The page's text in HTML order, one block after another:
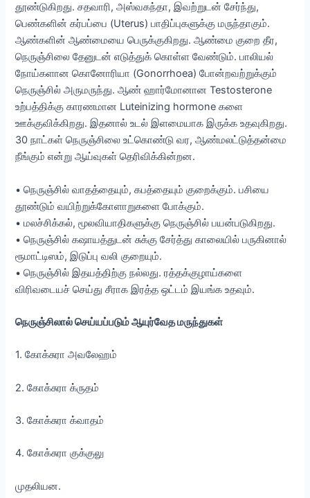
தூண்டுகிறது. சதவாரி, அஸ்வகந்தா, இவற்றுடன் சேர்ந்து,
பெண்களின் கர்பப்பை (Uterus) பாதிப்புகளுக்கு மருந்தாகும்.
ஆண்களின் ஆண்மையை பெருக்குகிறது. ஆண்மை குறை தீர,
நெருஞ்சிலை தேனுடன் எடுத்துக் கொள்ள வேண்டும். பாலியல்
நோய்களான கொனோரியா (Gonorrhoea) போன்றவற்றுக்கும்
நெருஞ்சில் அருமருந்து. ஆண் ஹார்மோனான Testosterone
உற்பத்திக்கு காரணமான Luteinizing hormone களை
ஊக்குவிக்கிறது. இதனால் உடல் இளமையாக இருக்க உதவுகிறது.
30 நாட்கள் நெருஞ்சிலை உட்கொண்டு வர, ஆண்மலட்டுத்தன்மை
நீங்கும் என்று ஆய்வுகள் தெரிவிக்கின்றன.
• நெருஞ்சில் வாதத்தையும், கபத்தையும் குறைக்கும். பசியை
தூண்டும் வயிற்றுக்கோளாறுகளை போக்கும்.
• மலச்சிக்கல், மூலவியாதிகளுக்கு நெருஞ்சில் பயன்படுகிறது.
• நெருஞ்சில் கஷாயத்துடன் சுக்கு சேர்த்து காலையில் பருகினால்
ரூமாட்டிஸம், இடுப்பு வலி குறையும்.
• நெருஞ்சில் இதயத்திற்கு நல்லது. ரத்தக்குழாய்களை
விரிவடையச் செய்து சீராக இரத்த ஒட்டம் இயங்க உதவும்.
நெருஞ்சிலால் செய்யப்படும் ஆயுர்வேத மருந்துகள்
1. கோக்சுரா அவலேஹம்
2. கோக்சுரா க்ருதம்
3. கோக்சுரா க்வாதம்
4. கோக்சுரா குக்குலு
முதலியன.